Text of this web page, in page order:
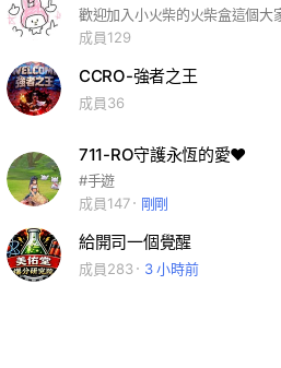
成員129
CCRO-強者之王
成員36
711-RO守護永恆的愛❤️
#手遊
成員147
剛剛
給開司一個覺醒
成員283 3 小時前